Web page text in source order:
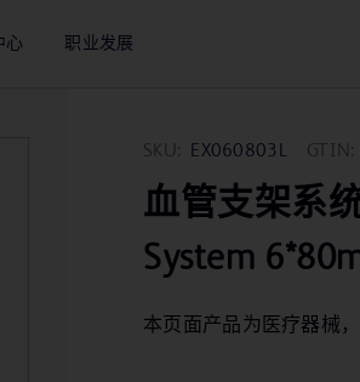
心 职业发展
SKU: EX060803L GTIN:
血管支架系
System
本页面产品为医疗器械